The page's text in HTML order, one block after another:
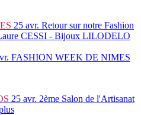
25 avr. Retour sur notre Fashion
CESSI - Bijoux LILODELO
FASHION WEEK DE NIMES
25 avr. 2ème Salon de l'Artisanat